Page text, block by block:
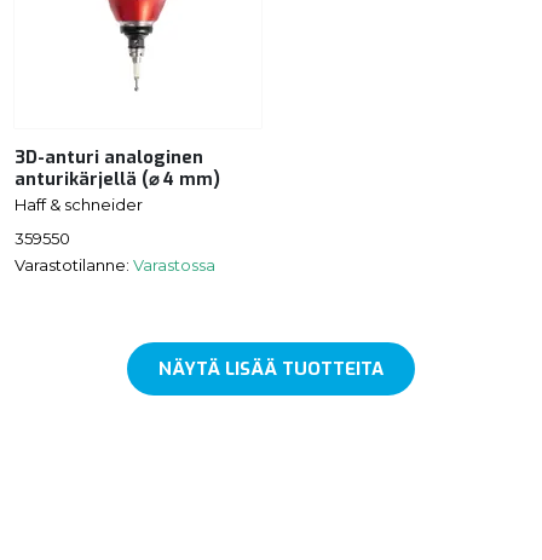
3D-anturi analoginen
anturikärjellä (⌀ 4 mm)
Haff & schneider
359550
Varastotilanne: Varastossa
NÄYTÄ LISÄÄ TUOTTEITA